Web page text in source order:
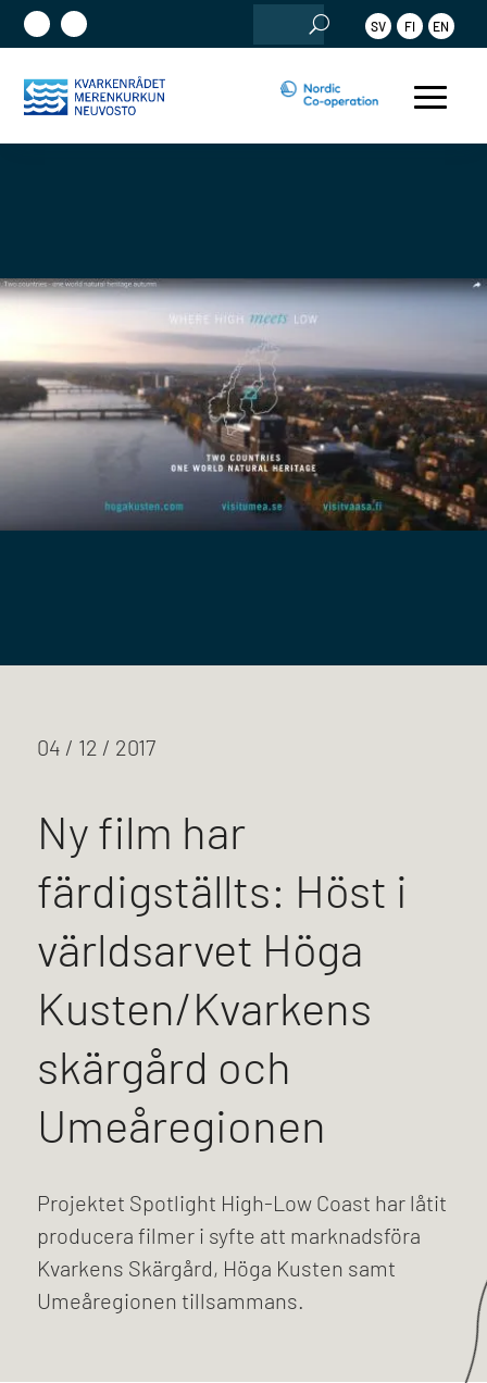
Search
for:
SV FI EN
04 / 12 / 2017
Ny film har
färdigställts: Höst i
världsarvet Höga
Kusten/Kvarkens
skärgård och
Umeåregionen
Projektet Spotlight High-Low Coast har låtit
producera filmer i syfte att marknadsföra
Kvarkens Skärgård, Höga Kusten samt
Umeåregionen tillsammans.